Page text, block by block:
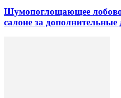
Шумопоглощающее
салоне за дополнительные